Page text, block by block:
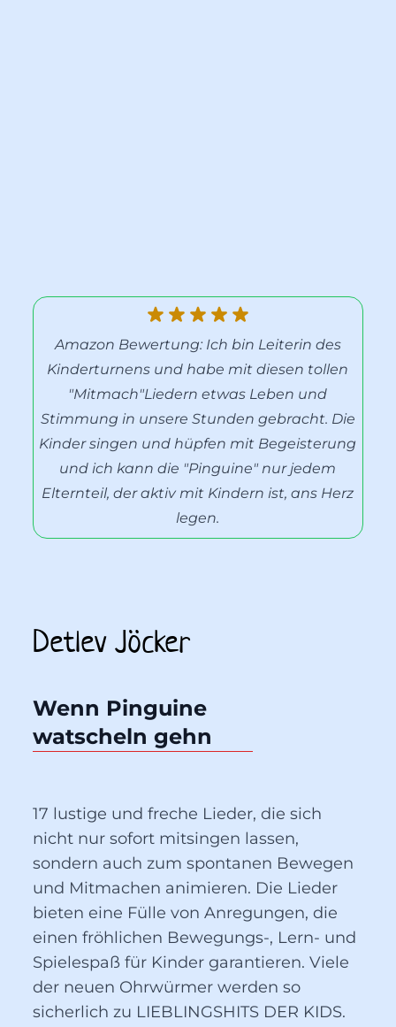
Amazon Bewertung: Ich bin Leiterin des
Kinderturnens und habe mit diesen tollen
"Mitmach"Liedern etwas Leben und
Stimmung in unsere Stunden gebracht. Die
Kinder singen und hüpfen mit Begeisterung
und ich kann die "Pinguine" nur jedem
Elternteil, der aktiv mit Kindern ist, ans Herz
legen.
Detlev Jöcker
Wenn Pinguine
watscheln gehn
17 lustige und freche Lieder, die sich
nicht nur sofort mitsingen lassen,
sondern auch zum spontanen Bewegen
und Mitmachen animieren. Die Lieder
bieten eine Fülle von Anregungen, die
einen fröhlichen Bewegungs-, Lern- und
Spielespaß für Kinder garantieren. Viele
der neuen Ohrwürmer werden so
sicherlich zu LIEBLINGSHITS DER KIDS.